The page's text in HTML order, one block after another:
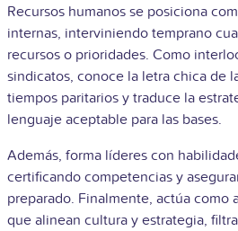
Recursos humanos se posiciona
internas, interviniendo temprano
recursos o prioridades. Como
sindicatos, conoce la letra chica de
tiempos paritarios y traduce la
lenguaje aceptable para las bases.
Además, forma líderes con
certificando competencias y
preparado. Finalmente, actúa como
que alinean cultura y estrategia,